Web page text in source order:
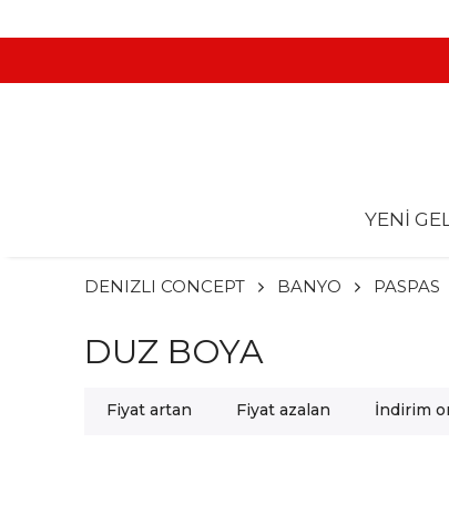
YENİ
DENIZLI CONCEPT BANYO PASPAS
DUZ BOYA
Fiyat artan Fiyat azalan İndirim